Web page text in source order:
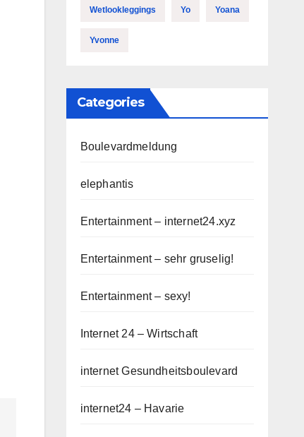
Wetlookleggings Yo Yoana
Yvonne
Categories
Boulevardmeldung
elephantis
Entertainment – internet24.xyz
Entertainment – sehr gruselig!
Entertainment – sexy!
Internet 24 – Wirtschaft
internet Gesundheitsboulevard
internet24 – Havarie